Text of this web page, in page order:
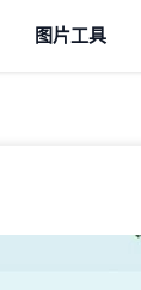
图片工具